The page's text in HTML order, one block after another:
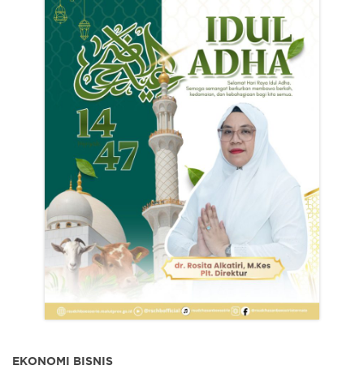
EKONOMI BISNIS